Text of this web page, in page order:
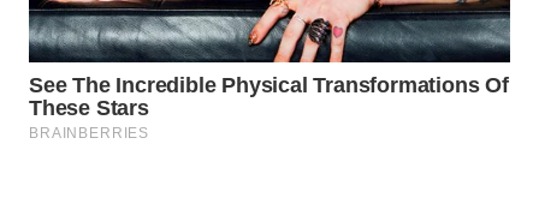
PORTAL
KONSUMEN
FORWAMKI